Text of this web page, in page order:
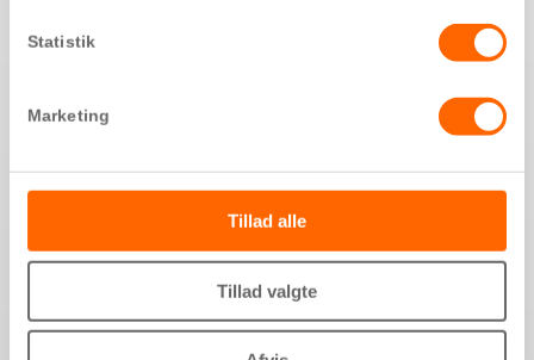
Statistik
Marketing
Tillad alle
Tillad valgte
Knap med omskifter til aktivering af kamera, dørstationer eller
Antal frit programmerbare knapper til styring af andet udstyr
Mulighed for bordkonsol